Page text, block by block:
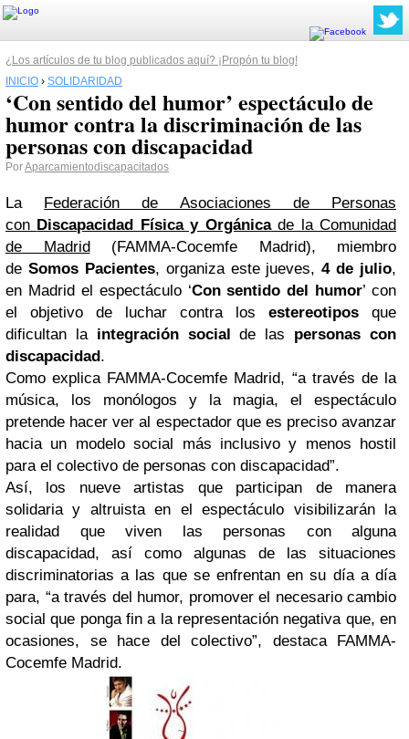
¿Los artículos de tu blog publicados aquí? ¡Propón tu blog!
INICIO › SOLIDARIDAD
‘Con sentido del humor’ espectáculo de
humor contra la discriminación de las
personas con discapacidad
PorAparcamientodiscapacitados
La Federación de Asociaciones de Personas
con Discapacidad Física y Orgánicade la Comunidad
de Madrid(FAMMA-Cocemfe Madrid), miembro
de Somos Pacientes, organiza este jueves,4 de julio,
en Madrid el espectáculo ‘Con sentido del humor’ con
el objetivo de luchar contra los estereotipos que
dificultan la integración social de las personas con
discapacidad.
Como explica FAMMA-Cocemfe Madrid, “a través de la
música, los monólogos y la magia, el espectáculo
pretende hacer ver al espectador que es preciso avanzar
hacia un modelo social más inclusivo y menos hostil
para el colectivo de personas con discapacidad”.
Así, los nueve artistas que participan de manera
solidaria y altruista en el espectáculo visibilizarán la
realidad que viven las personas con alguna
discapacidad, así como algunas de las situaciones
discriminatorias a las que se enfrentan en su día a día
para, “a través del humor, promover el necesario cambio
social que ponga fin a la representación negativa que, en
ocasiones, se hace del colectivo”, destaca FAMMA-
Cocemfe Madrid.